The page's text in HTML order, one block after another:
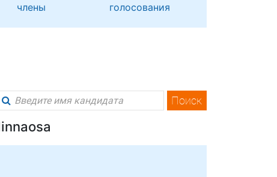
члены
голосования
Поиск